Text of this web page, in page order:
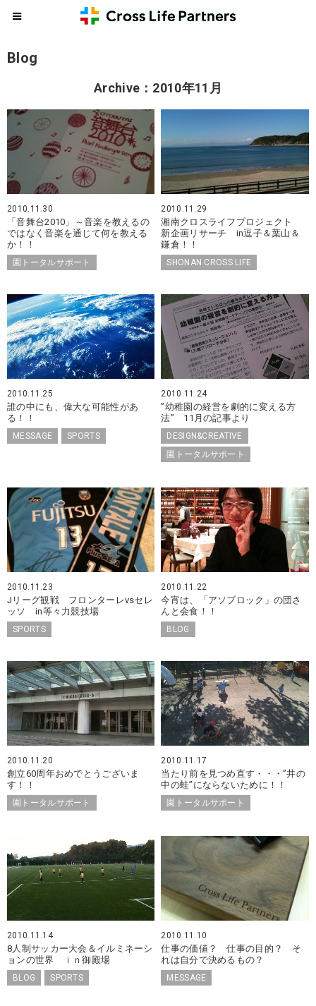
Blog
Archive：2010年11月
2010.11.30
「音舞台2010」～音楽を教えるの
ではなく音楽を通じて何を教える
か！！
園トータルサポート
2010.11.29
湘南クロスライフプロジェクト
新企画リサーチ in逗子＆葉山＆
鎌倉！！
SHONAN CROSS LIFE
2010.11.25
誰の中にも、偉大な可能性があ
る！！
MESSAGE SPORTS
2010.11.24
”幼稚園の経営を劇的に変える方
法” 11月の記事より
DESIGN&CREATIVE
園トータルサポート
2010.11.23
Jリーグ観戦 フロンターレvsセレ
ッソ in等々力競技場
SPORTS
2010.11.22
今宵は、「アソブロック」の団さ
んと会食！！
BLOG
2010.11.20
創立60周年おめでとうございま
す！！
園トータルサポート
2010.11.17
当たり前を見つめ直す・・・”井の
中の蛙”にならないために！！
園トータルサポート
2010.11.14
8人制サッカー大会＆イルミネーシ
ョンの世界 ｉｎ御殿場
BLOG SPORTS
2010.11.10
仕事の価値？ 仕事の目的？ そ
れは自分で決めるもの？
MESSAGE